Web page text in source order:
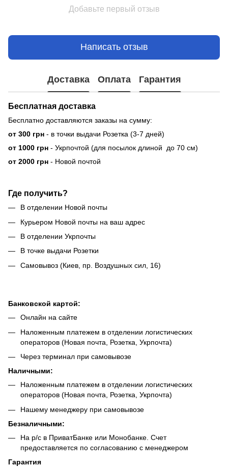
Добавьте первый отзыв
Написать отзыв
Доставка Оплата Гарантия
Бесплатная доставка
Бесплатно доставляются заказы на сумму:
от 300 грн - в точки выдачи Розетка (3-7 дней)
от 1000 грн - Укрпочтой (для посылок длиной до 70 см)
от 2000 грн - Новой почтой
Где получить?
В отделении Новой почты
Курьером Новой почты на ваш адрес
В отделении Укрпочты
В точке выдачи Розетки
Самовывоз (Киев, пр. Воздушных сил, 16)
Банковской картой:
Онлайн на сайте
Наложенным платежем в отделении логистических
операторов (Новая почта, Розетка, Укрпочта)
Через терминал при самовывозе
Наличными:
Наложенным платежем в отделении логистических
операторов (Новая почта, Розетка, Укрпочта)
Нашему менеджеру при самовывозе
Безналичными:
На р/с в ПриватБанке или Монобанке. Счет
предоставляется по согласованию с менеджером
Гарантия